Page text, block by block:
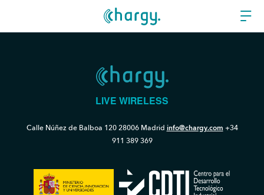
LIVE WIRELESS
Calle Núñez de Balboa 12028006 Madrid info@chargy.com +34
911 389 369